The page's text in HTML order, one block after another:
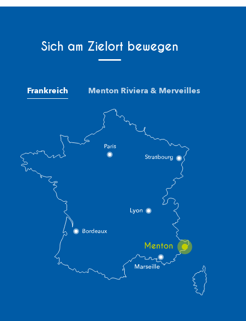
Sich am Zielort bewegen
Frankreich Menton Riviera & Merveilles